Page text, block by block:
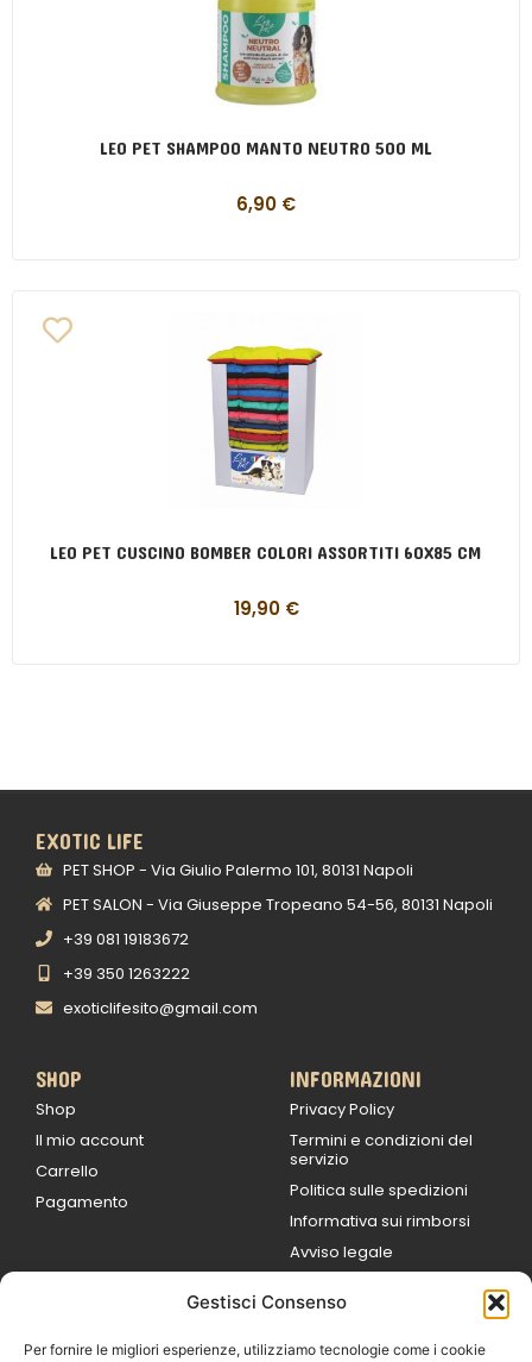
Gestisci Consenso
Per fornire le migliori esperienze, utilizziamo tecnologie come i cookie
LEO PET SHAMPOO MANTO NEUTRO 500 ML
6,90 €
LEO PET CUSCINO BOMBER COLORI ASSORTITI 60X85 CM
19,90 €
EXOTIC LIFE
PET SHOP - Via Giulio Palermo 101, 80131 Napoli
PET SALON - Via Giuseppe Tropeano 54-56, 80131 Napoli
+39 081 19183672
+39 350 1263222
exoticlifesito@gmail.com
SHOP
Shop
Il mio account
Carrello
Pagamento
INFORMAZIONI
Privacy Policy
Termini e condizioni del
servizio
Politica sulle spedizioni
Informativa sui rimborsi
Avviso legale
9:00